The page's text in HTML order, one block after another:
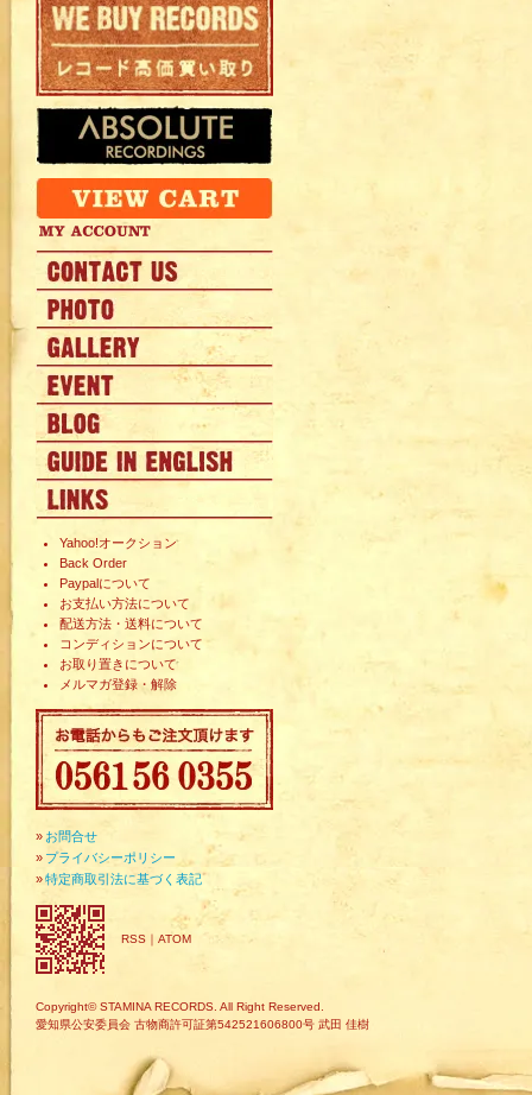
Yahoo!オークション
Back Order
Paypalについて
お支払い方法について
配送方法・送料について
コンディションについて
お取り置きについて
メルマガ登録・解除
» お問合せ
» プライバシーポリシー
»特定商取引法に基づく表記
RSS ｜ ATOM
Copyright© STAMINA RECORDS. All Right Reserved.
愛知県公安委員会 古物商許可証第542521606800号 武田 佳樹